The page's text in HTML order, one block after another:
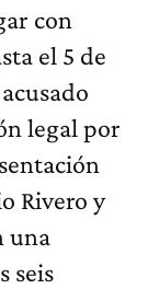
con
el 5 de
legal por
Rivero y
una
seis